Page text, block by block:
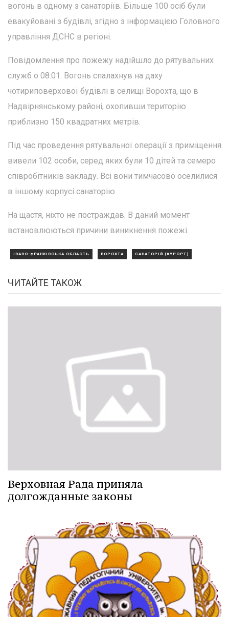
вогонь в одному з санаторіїв. Більше 100 осіб були
евакуйовані з будівлі, згідно з інформацією Головного
управління ДСНС в регіоні.
Повідомлення про пожежу надійшло до рятувальних
служб о 08:01. Вогонь спалахнув на даху
чотириповерхової будівлі в селищі Ворохта, що в
Надвірнянському районі, охопивши територію
приблизно 150 квадратних метрів.
Під час проведення рятувальної операції з приміщення
вивели 102 особи, серед яких були 10 дітей та семеро
співробітників закладу. Всі вони тимчасово оселилися
в іншому корпусі санаторію.
На щастя, ніхто не постраждав. В даний момент
встановлюються причини виникнення пожежі.
ІВАНО-ФРАНКІВСЬКА ОБЛАСТЬ ВОРОХТА САНАТОРІЙ (КУРОРТ)
ЧИТАЙТЕ ТАКОЖ
Верховная Рада приняла
долгожданные законы